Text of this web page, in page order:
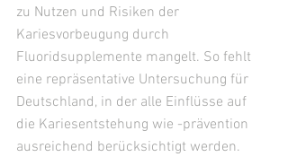
zu Nutzen und Risiken der
Kariesvorbeugung durch
Fluoridsupplemente mangelt. So fehlt
eine repräsentative Untersuchung für
Deutschland, in der alle Einflüsse auf
die Kariesentstehung wie -prävention
ausreichend berücksichtigt werden.